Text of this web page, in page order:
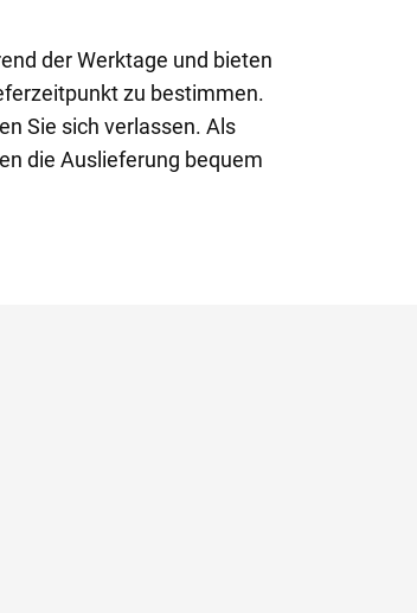
der Werktage und bieten
zu bestimmen.
Sie sich verlassen. Als
die Auslieferung bequem